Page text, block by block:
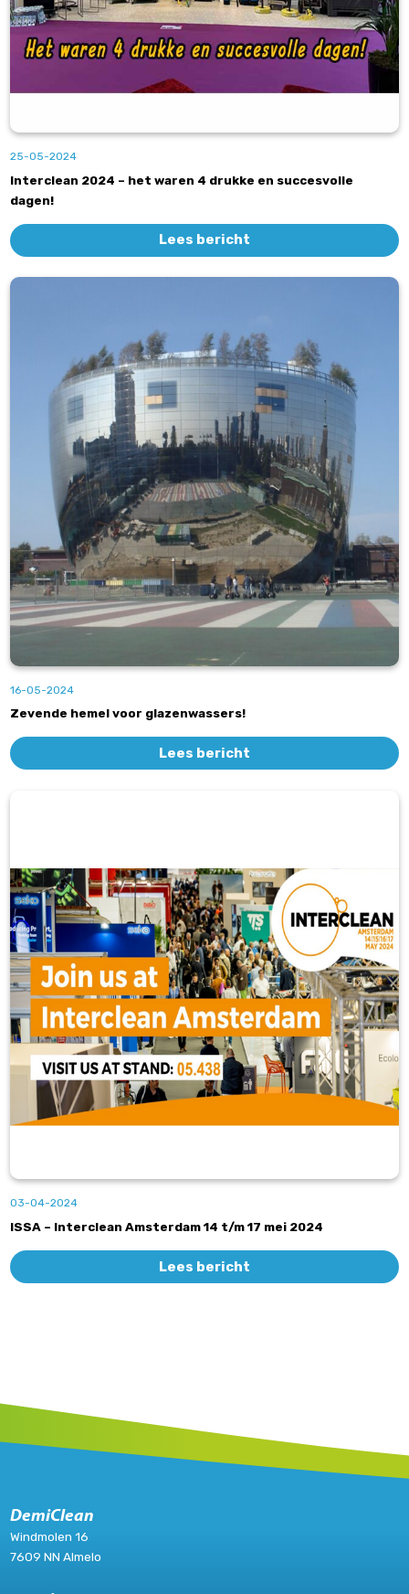
25-05-2024
Interclean 2024 – het waren 4 drukke en succesvolle
dagen!
Lees bericht
16-05-2024
Zevende hemel voor glazenwassers!
Lees bericht
03-04-2024
ISSA – Interclean Amsterdam 14 t/m 17 mei 2024
Lees bericht
DemiClean
Windmolen 16
7609 NN Almelo